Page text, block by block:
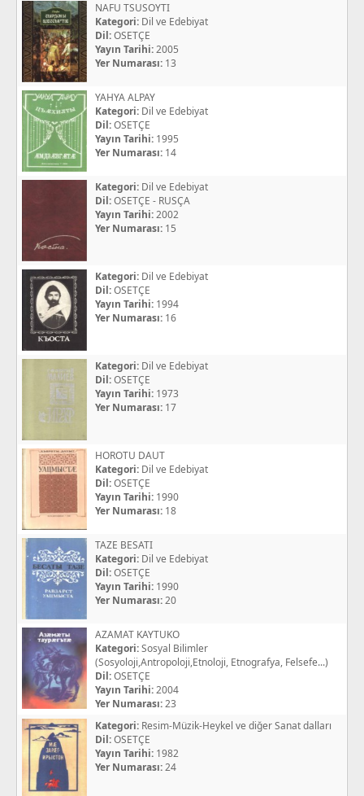
NAFU TSUSOYTI
Kategori: Dil ve Edebiyat
Dil:OSETÇE
Yayın Tarihi:2005
Yer Numarası: 13
YAHYA ALPAY
Kategori: Dil ve Edebiyat
Dil:OSETÇE
Yayın Tarihi: 1995
Yer Numarası: 14
Kategori: Dil ve Edebiyat
Dil:OSETÇE - RUSÇA
Yayın Tarihi:2002
Yer Numarası: 15
Kategori: Dil ve Edebiyat
Dil:OSETÇE
Yayın Tarihi: 1994
Yer Numarası: 16
Kategori: Dil ve Edebiyat
Dil:OSETÇE
Yayın Tarihi: 1973
Yer Numarası: 17
HOROTU DAUT
Kategori: Dil ve Edebiyat
Dil:OSETÇE
Yayın Tarihi: 1990
Yer Numarası: 18
TAZE BESATI
Kategori: Dil ve Edebiyat
Dil:OSETÇE
Yayın Tarihi: 1990
Yer Numarası:20
AZAMAT KAYTUKO
Kategori:Sosyal Bilimler
(Sosyoloji,Antropoloji,Etnoloji, Etnografya, Felsefe...)
Dil:OSETÇE
Yayın Tarihi:2004
Yer Numarası:23
Kategori: Resim-Müzik-Heykel ve diğer Sanat dalları
Dil:OSETÇE
Yayın Tarihi: 1982
Yer Numarası:24